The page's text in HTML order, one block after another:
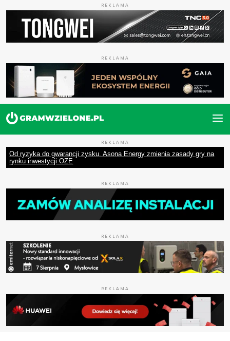
REKLAMA
REKLAMA
REKLAMA
Od ryzyka do gwarancji zysku. Asona Energy zmienia zasady gry na
rynku inwestycji OZE
REKLAMA
REKLAMA
REKLAMA